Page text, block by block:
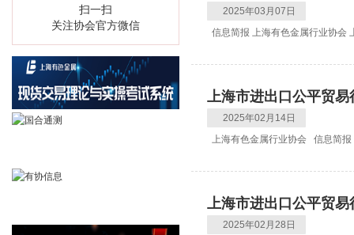
扫一扫
关注协会官方微信
2025年03月07日
信息简报 上海有色金属行业协会
上海市进出口公平贸
2025年02月14日
上海有色金属行业协会 信息简报
上海市进出口公平贸
2025年02月28日